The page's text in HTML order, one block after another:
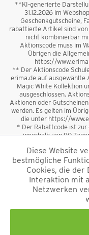
**KI-generierte
31.12.2026 im
Geschenkgutscheine,
rabattierte Artikel sind von
nicht kombinierbar
Aktionscode muss im
Übrigen die
https://
** Der Aktionscode
erima.de auf ausgewählte
Magic White Kollektion
ausgeschlossen.
Aktionen oder
werden. Es gelten im
die unter https://
* Der Rabattcode ist zur
innerhalb von 90
sowie
Rabattcode ist nicht
kombinierbar.
*Alle Preise
und
Diese Website
bestmögliche
Cookies, die
Interaktion mit
Netzwerken